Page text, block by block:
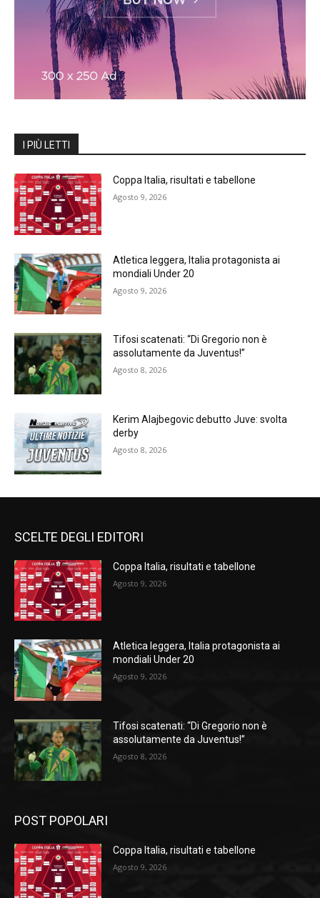
I PIÙ LETTI
Coppa Italia, risultati e tabellone
Agosto 9, 2026
Atletica leggera, Italia protagonista ai
mondiali Under 20
Agosto 9, 2026
Tifosi scatenati: “Di Gregorio non è
assolutamente da Juventus!”
Agosto 8, 2026
Kerim Alajbegovic debutto Juve: svolta
derby
Agosto 8, 2026
SCELTE DEGLI EDITORI
Coppa Italia, risultati e tabellone
Agosto 9, 2026
Atletica leggera, Italia protagonista ai
mondiali Under 20
Agosto 9, 2026
Tifosi scatenati: “Di Gregorio non è
assolutamente da Juventus!”
Agosto 8, 2026
POST POPOLARI
Coppa Italia, risultati e tabellone
Agosto 9, 2026